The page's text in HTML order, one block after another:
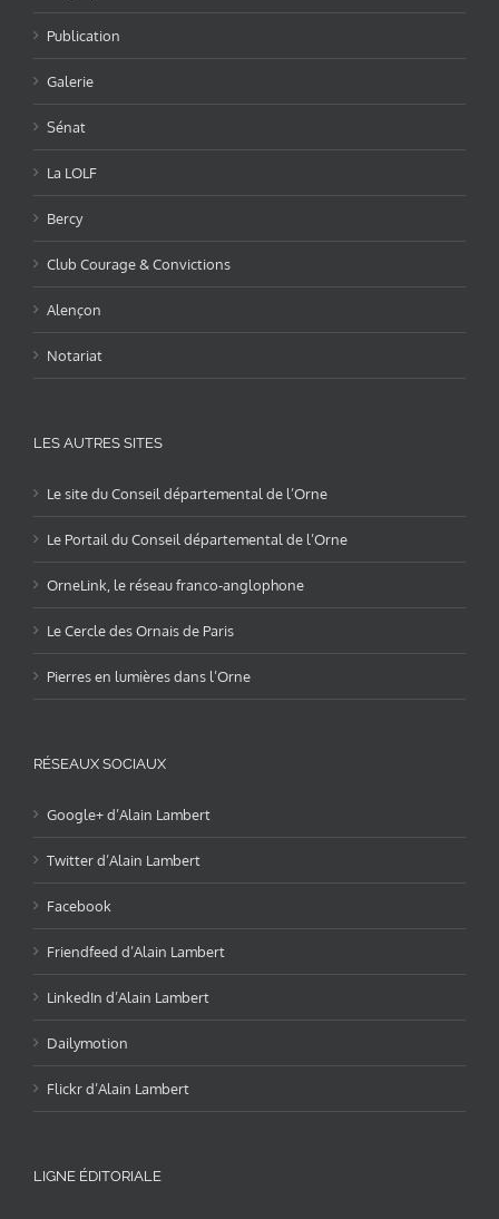
Publication
Galerie
Sénat
La LOLF
Bercy
Club Courage & Convictions
Alençon
Notariat
LES AUTRES SITES
Le site du Conseil départemental de l’Orne
Le Portail du Conseil départemental de l’Orne
OrneLink, le réseau franco-anglophone
Le Cercle des Ornais de Paris
Pierres en lumières dans l’Orne
RÉSEAUX SOCIAUX
Google+ d’Alain Lambert
Twitter d’Alain Lambert
Facebook
Friendfeed d’Alain Lambert
LinkedIn d’Alain Lambert
Dailymotion
Flickr d’Alain Lambert
LIGNE ÉDITORIALE